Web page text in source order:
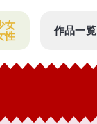
女
性
作品一覧